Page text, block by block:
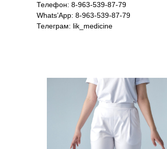
Телефон: 8-963-539-87-79
Whats’App: 8-963-539-87-79
Телеграм: lik_medicine